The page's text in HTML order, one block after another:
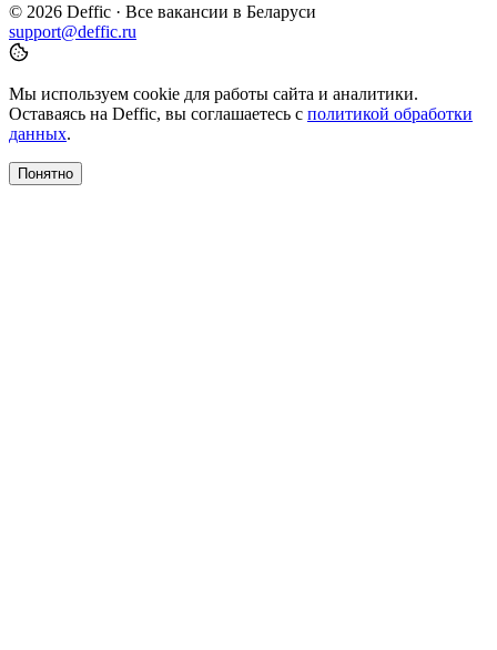
© 2026 Deffic · Все вакансии в Беларуси
support@deffic.ru
Мы используем cookie для работы сайта и аналитики.
Оставаясь на Deffic, вы соглашаетесь с политикой обработки
данных.
Понятно